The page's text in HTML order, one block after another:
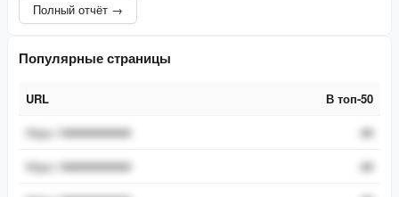
Полный отчёт →
Популярные страницы
URL
В топ-50
URL
https://###########
##
https://###########
##